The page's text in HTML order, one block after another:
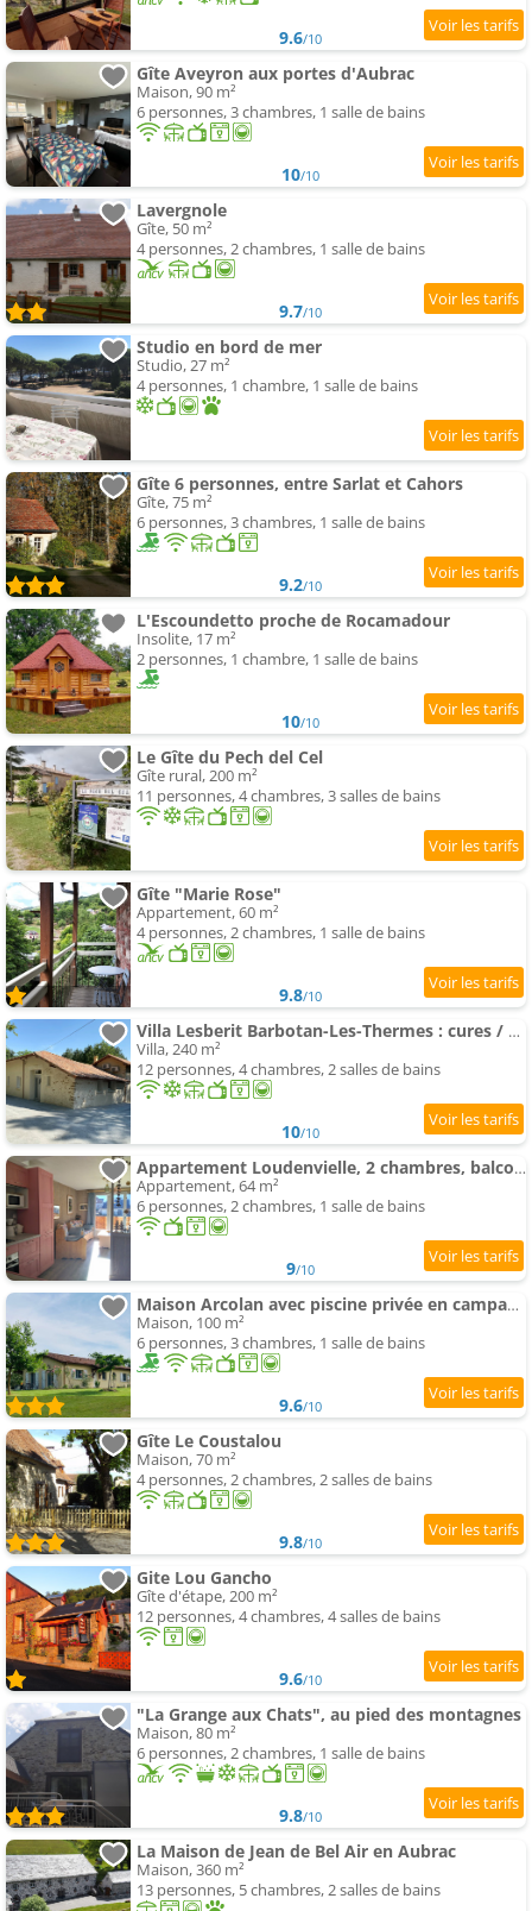
9.6/10
Gîte Aveyron aux portes d'Aubrac
Maison, 90 m²
6 personnes, 3 chambres, 1 salle de bains
10/10
Lavergnole
Gîte, 50 m²
4 personnes, 2 chambres, 1 salle de bains
9.7/10
Studio en bord de mer
Studio, 27 m²
4 personnes, 1 chambre, 1 salle de bains
Gîte 6 personnes, entre Sarlat et Cahors
Gîte, 75 m²
6 personnes, 3 chambres, 1 salle de bains
9.2/10
L'Escoundetto proche de Rocamadour
Insolite, 17 m²
2 personnes, 1 chambre, 1 salle de bains
10/10
Le Gîte du Pech del Cel
Gîte rural, 200 m²
11 personnes, 4 chambres, 3 salles de bains
Gîte "Marie Rose"
Appartement, 60 m²
4 personnes, 2 chambres, 1 salle de bains
9.8/10
Villa Lesberit Barbotan-Les-Thermes : cures / vacances
Villa, 240 m²
12 personnes, 4 chambres, 2 salles de bains
10/10
Appartement Loudenvielle, 2 chambres, balcon, garage
Appartement, 64 m²
6 personnes, 2 chambres, 1 salle de bains
9/10
Maison Arcolan avec piscine privée en campagne Gersoise
Maison, 100 m²
6 personnes, 3 chambres, 1 salle de bains
9.6/10
Gîte Le Coustalou
Maison, 70 m²
4 personnes, 2 chambres, 2 salles de bains
9.8/10
Gite Lou Gancho
Gîte d'étape, 200 m²
12 personnes, 4 chambres, 4 salles de bains
9.6/10
"La Grange aux Chats", au pied des montagnes
Maison, 80 m²
6 personnes, 2 chambres, 1 salle de bains
9.8/10
La Maison de Jean de Bel Air en Aubrac
Maison, 360 m²
13 personnes, 5 chambres, 2 salles de bains